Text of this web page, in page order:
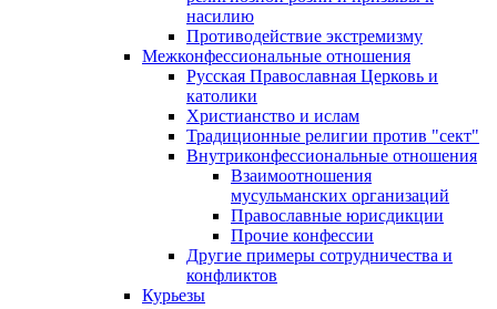
насилию
Противодействие экстремизму
Межконфессиональные отношения
Русская Православная Церковь и
католики
Христианство и ислам
Традиционные религии против "сект"
Внутриконфессиональные отношения
Взаимоотношения
мусульманских организаций
Православные юрисдикции
Прочие конфессии
Другие примеры сотрудничества и
конфликтов
Курьезы